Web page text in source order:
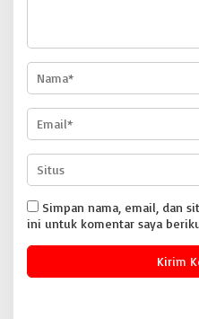
Simpan nama, email, dan
ini untuk komentar saya